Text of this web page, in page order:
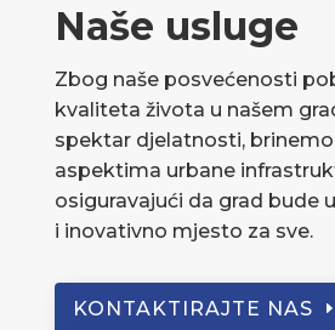
Naše usluge
Zbog naše posvećenosti
kvaliteta života u našem
spektar djelatnosti,
aspektima urbane
osiguravajući da grad bude
i inovativno mjesto za sve.
KONTAKTIRAJTE NAS